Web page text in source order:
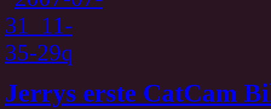
Jerrys erste CatCam